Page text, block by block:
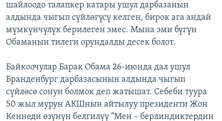
шайлоодо талапкер катары ушул дарбазанын
алдында чыгып сүйлөгүсү келген, бирок ага андай
мүмкүнчүлүк берилеген эмес. Мына эми бүгүн
Обаманын тилеги орундалды десек болот.
Байкоочулар Барак Обама 26-июнда дал ушул
Бранденбург дарбазасынын алдында чыгып
сүйлөсө сонун болмок деп жатышат. Себеби туура
50 жыл мурун АКШнын айтылуу президенти Жон
Кеннеди өзүнүн белгилүү “Мен – берлиндиктердин